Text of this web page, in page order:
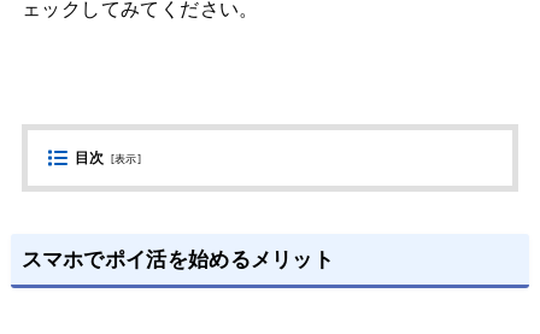
ェックしてみてください。
目次 [表示]
スマホでポイ活を始めるメリット